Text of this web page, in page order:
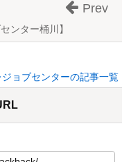
ンター桶川】
Prev
ョブセンターの記事一覧